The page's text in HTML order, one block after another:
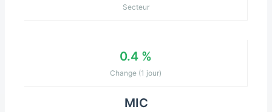
Secteur
0.4 %
Change (1 jour)
MIC